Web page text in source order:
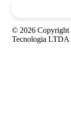
© 2026 Copyright
Tecnologia LTDA